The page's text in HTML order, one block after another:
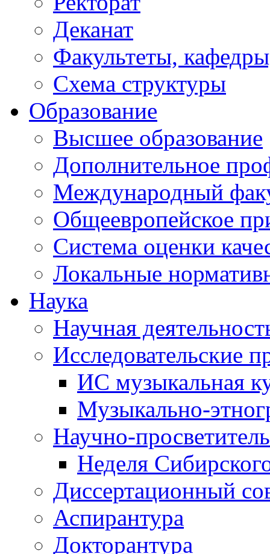
Деканат
Факультеты,
Схема структуры
Образование
Высшее образование
Дополнительное
Международный
Общеевропейское
Система оценки
Локальные
Наука
Научная
Исследовательские
ИС музыкальная
Музыкально-
Научно-
Неделя
Диссертационный
Аспирантура
Докторантура